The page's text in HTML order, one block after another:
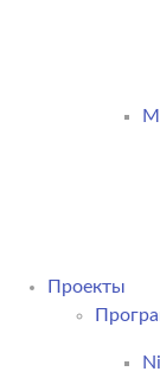
Проекты